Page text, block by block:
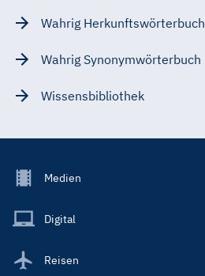
Wahrig Herkunftswörterbuch
Wahrig Synonymwörterbuch
Wissensbibliothek
Footer
Main
Medien
Digital
Reisen